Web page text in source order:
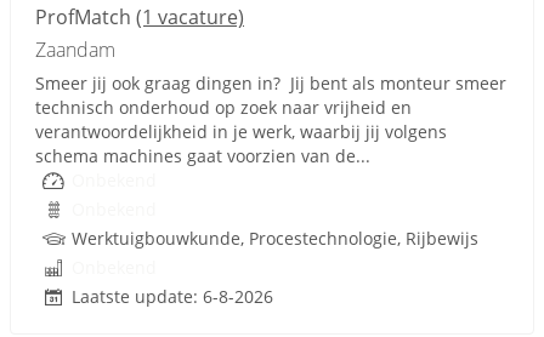
ProfMatch (1 vacature)
Zaandam
Smeer jij ook graag dingen in? Jij bent als monteur smeer
technisch onderhoud op zoek naar vrijheid en
verantwoordelijkheid in je werk, waarbij jij volgens
schema machines gaat voorzien van de...
Werktuigbouwkunde, Procestechnologie, Rijbewijs
Laatste update: 6-8-2026